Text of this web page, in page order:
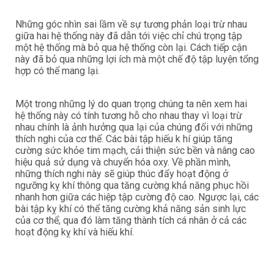
Những góc nhìn sai lầm về sự tương phản loại trừ nhau
giữa hai hệ thống này đã dẫn tới việc chỉ chú trọng tập
một hệ thống mà bỏ qua hệ thống còn lại. Cách tiếp cận
này đã bỏ qua những lợi ích mà một chế độ tập luyện tổng
hợp có thể mang lại.
Một trong những lý do quan trọng chúng ta nên xem hai
hệ thống này có tính tương hỗ cho nhau thay vì loại trừ
nhau chính là ảnh hưởng qua lại của chúng đối với những
thích nghi của cơ thể. Các bài tập hiếu k hí giúp tăng
cường sức khỏe tim mạch, cải thiện sức bền và nâng cao
hiệu quả sử dụng và chuyển hóa oxy. Về phần mình,
những thích nghi này sẽ giúp thúc đẩy hoạt động ở
ngưỡng kỵ khí thông qua tăng cường khả năng phục hồi
nhanh hơn giữa các hiệp tập cường độ cao. Ngược lại, các
bài tập kỵ khí có thể tăng cường khả năng sản sinh lực
của cơ thể, qua đó làm tăng thành tích cá nhân ở cả các
hoạt động kỵ khí và hiếu khí.